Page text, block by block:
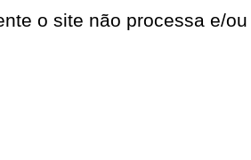
o site não processa e/